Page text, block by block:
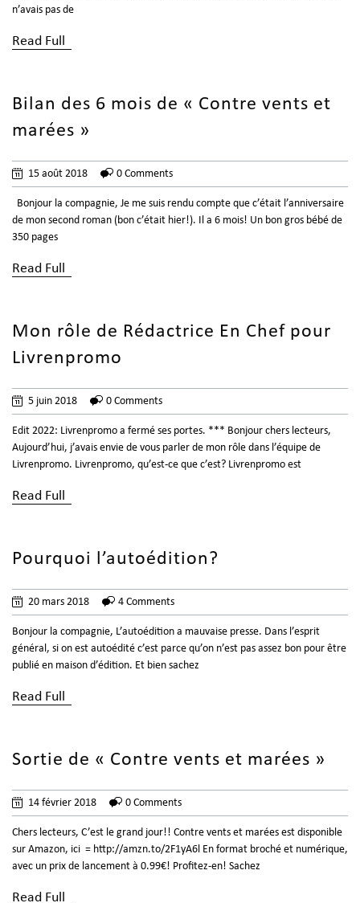
n’avais pas de
Read Full
Bilan des 6 mois de « Contre vents et
marées »
15 août 2018 0 Comments
Bonjour la compagnie, Je me suis rendu compte que c’était l’anniversaire
de mon second roman (bon c’était hier!). Il a 6 mois! Un bon gros bébé de
350 pages
Read Full
Mon rôle de Rédactrice En Chef pour
Livrenpromo
5 juin 2018 0 Comments
Edit 2022: Livrenpromo a fermé ses portes. *** Bonjour chers lecteurs,
Aujourd’hui, j’avais envie de vous parler de mon rôle dans l’équipe de
Livrenpromo. Livrenpromo, qu’est-ce que c’est? Livrenpromo est
Read Full
Pourquoi l’autoédition?
20 mars 2018 4 Comments
Bonjour la compagnie, L’autoédition a mauvaise presse. Dans l’esprit
général, si on est autoédité c’est parce qu’on n’est pas assez bon pour être
publié en maison d’édition. Et bien sachez
Read Full
Sortie de « Contre vents et marées »
14 février 2018 0 Comments
Chers lecteurs, C’est le grand jour!! Contre vents et marées est disponible
sur Amazon, ici = http://amzn.to/2F1yA6l En format broché et numérique,
avec un prix de lancement à 0.99€! Profitez-en! Sachez
Read Full